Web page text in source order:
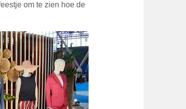
om te zien hoe de